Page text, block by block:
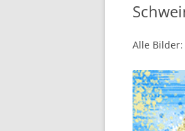
STADT
PRIDEBUS –
Alle